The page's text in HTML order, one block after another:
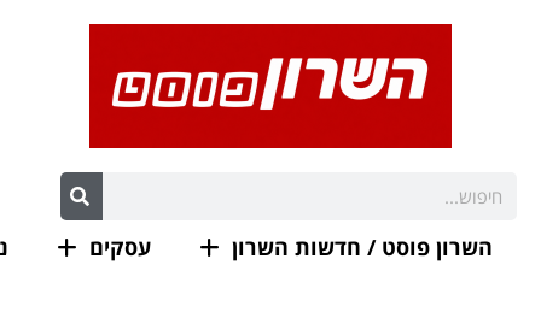
השרון פוסט / חדשות השרון עסקים